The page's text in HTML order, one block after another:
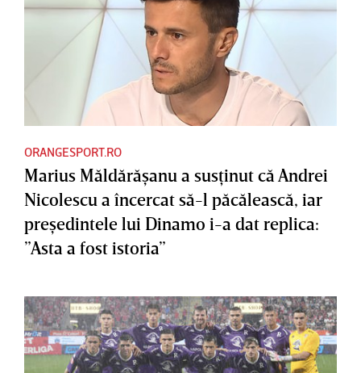
ORANGESPORT.RO
Marius Măldărăşanu a susţinut că Andrei
Nicolescu a încercat să-l păcălească, iar
preşedintele lui Dinamo i-a dat replica:
”Asta a fost istoria”